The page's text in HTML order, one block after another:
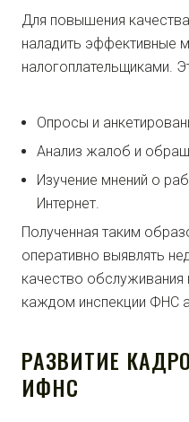
Для повышения
наладить эффективные
налогоплательщиками.
Опросы и
Анализ жалоб и
Изучение мнений о
Интернет.
Полученная таким
оперативно выявлять
качество обслуживания
каждом инспекции ФНС
РАЗВИТИЕ
ИФНС